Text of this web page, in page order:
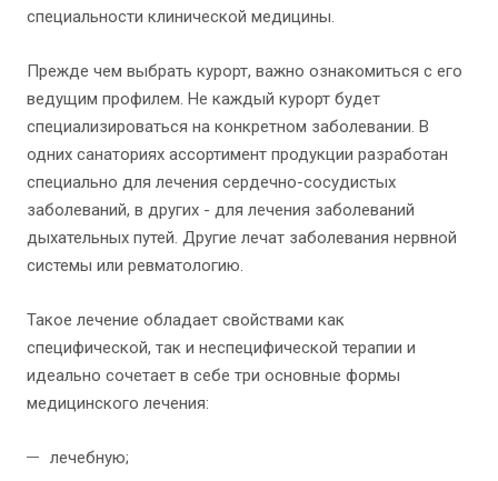
специальности клинической медицины.
Прежде чем выбрать курорт, важно ознакомиться с его
ведущим профилем. Не каждый курорт будет
специализироваться на конкретном заболевании. В
одних санаториях ассортимент продукции разработан
специально для лечения сердечно-сосудистых
заболеваний, в других - для лечения заболеваний
дыхательных путей. Другие лечат заболевания нервной
системы или ревматологию.
Такое лечение обладает свойствами как
специфической, так и неспецифической терапии и
идеально сочетает в себе три основные формы
медицинского лечения:
лечебную;